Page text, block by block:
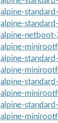
alpine-
alpine-
alpine-netboot-
alpine-
alpine-
alpine-
alpine-
alpine-
alpine-
alpine-